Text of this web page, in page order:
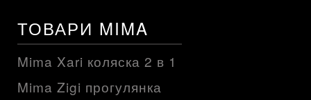
ТОВАРИ MIMA
Mima Xari коляска 2 в 1
Mima Zigi прогулянка